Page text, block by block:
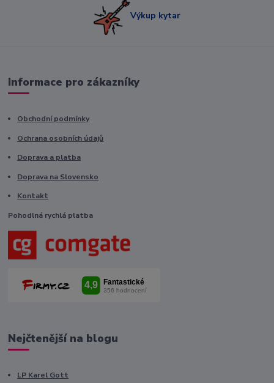
Výkup kytar
Informace pro zákazníky
Obchodní podmínky
Ochrana osobních údajů
Doprava a platba
Doprava na Slovensko
Kontakt
Pohodlná rychlá platba
Nejčtenější na blogu
LP Karel Gott